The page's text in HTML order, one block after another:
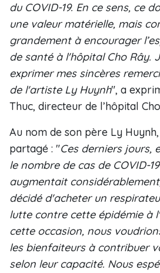
du COVID-19. En ce sens, ce
une valeur matérielle, mais
grandement à encourager
de santé à l'hôpital Cho Rây.
exprimer mes sincères
de l'artiste Ly Huynh", a
Thuc, directeur de l’hôpital
Au nom de son père Ly
partagé : "Ces derniers jours,
le nombre de cas de COVID-
augmentait
décidé d'acheter un
lutte contre cette épidémie à
cette occasion, nous
les bienfaiteurs à contribuer
selon leur capacité. Nous